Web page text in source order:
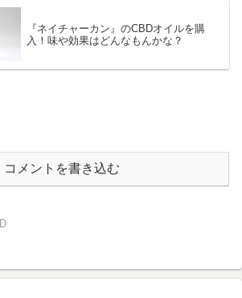
『ネイチャーカン』のCBDオイルを購
入！味や効果はどんなもんかな？
コメントを書き込む